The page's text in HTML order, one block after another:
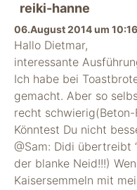
reiki-hanne
06.August 2014 um
Hallo Dietmar,
interessante
Ich habe bei
gemacht. Aber so
recht
Könntest Du nicht
@Sam: Didi übertreibt
der blanke Neid!!!)
Kaisersemmeln mit